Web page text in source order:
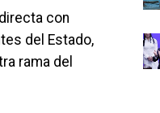
con
del Estado,
rama del